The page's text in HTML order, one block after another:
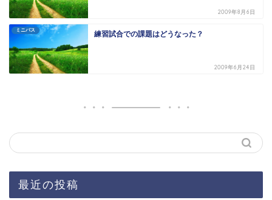
2009年8月6日
ミニバス 練習試合での課題はどうなった？
2009年6月24日
最近の投稿